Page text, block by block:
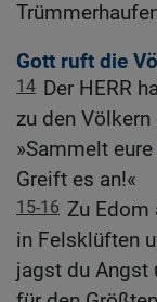
Gott ruft die
14 Der HERR
zu den
»Sammelt
Greift es an!«
15-16 Zu Edom
in Felsklüften
jagst du Angst